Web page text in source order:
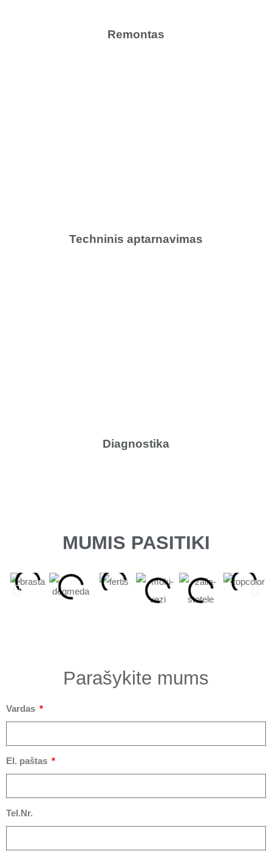
Remontas
Techninis aptarnavimas
Diagnostika
MUMIS PASITIKI
Parašykite mums
Vardas
El. paštas
Tel.Nr.